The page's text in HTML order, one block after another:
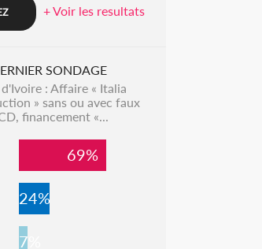
+ Voir les resultats
SONDAGE
: Affaire « Italia
» sans ou avec faux
financement «...
69%
24%
7%